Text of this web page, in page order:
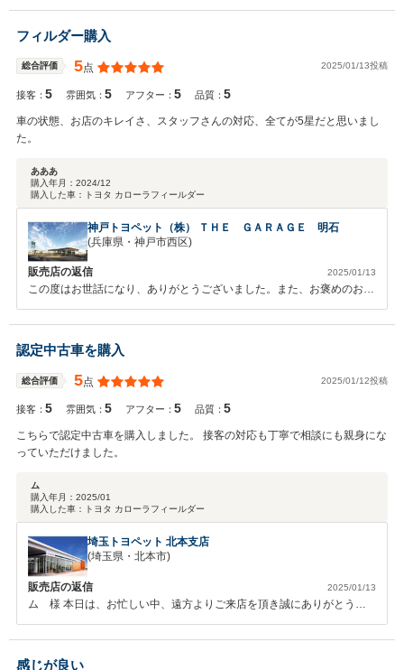
ださい。また一か月無料点検がございます。ご来店お待ちしておりま
フィルダー購入
総合評価 5点 2025/01/13投稿
接客：5 雰囲気：5 アフター：5 品質：5
車の状態、お店のキレイさ、スタッフさんの対応、全てが5星だと思いまし
た。
あああ
購入年月： 2024/12
購入した車：
トヨタ カローラフィールダー
神戸トヨペット（株） ＴＨＥ ＧＡＲＡＧＥ 明石
(兵庫県・神戸市西区)
販売店の返信 2025/01/13
この度はお世話になり、ありがとうございました。また、お褒めのお言
葉を頂き、重ねてお礼申し上げます。 今後共、末永いお付き合いのほ
ど、どうぞよろしくお願い致します。
認定中古車を購入
総合評価 5点 2025/01/12投稿
接客：5 雰囲気：5 アフター：5 品質：5
こちらで認定中古車を購入しました。 接客の対応も丁寧で相談にも親身にな
っていただけました。
ム
購入年月： 2025/01
購入した車：
トヨタ カローラフィールダー
埼玉トヨペット 北本支店
(埼玉県・北本市)
販売店の返信 2025/01/13
ム 様 本日は、お忙しい中、遠方よりご来店を頂き誠にありがとうご
から感謝しております。何かお困りの際はぜひお気軽にお立ち寄りくだ
さい。 今後とも、どうぞ宜しくお願い致します。
感じが良い